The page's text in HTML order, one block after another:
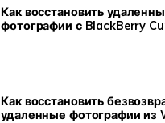
Как восстановить
фотографии с BlackBerry
Как восстановить
удаленные фотографии из